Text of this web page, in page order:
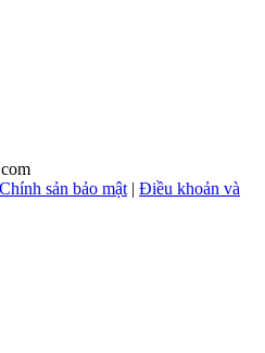
Chính sản bảo mật | Điều khoản và